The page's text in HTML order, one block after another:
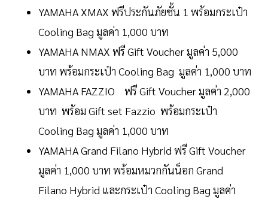
YAMAHA XMAX ฟรีประกันภัยชั้น 1 พร้อมกระเป๋า
Cooling Bag มูลค่า 1,000 บาท
YAMAHA NMAX ฟรี Gift Voucher มูลค่า 5,000
บาท พร้อมกระเป๋า Cooling Bag มูลค่า 1,000 บาท
YAMAHA FAZZIO ฟรี Gift Voucher มูลค่า 2,000
บาท พร้อม Gift set Fazzio พร้อมกระเป๋า
Cooling Bag มูลค่า 1,000 บาท
YAMAHA Grand Filano Hybrid ฟรี Gift Voucher
มูลค่า 1,000 บาท พร้อมหมวกกันน็อก Grand
Filano Hybrid และกระเป๋า Cooling Bag มูลค่า